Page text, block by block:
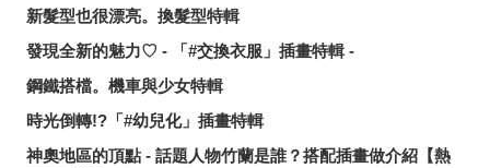
新髮型也很漂亮。換髮型特輯
發現全新的魅力♡ - 「#交換衣服」插畫特輯 -
鋼鐵搭檔。機車與少女特輯
時光倒轉!?「#幼兒化」插畫特輯
神奧地區的頂點 - 話題人物竹蘭是誰？搭配插畫做介紹【熱